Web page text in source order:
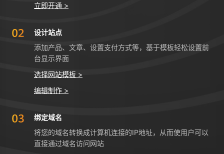
立即开通 >
设计站点
添加产品、文章、设置支付方式等，基于模板轻松设置前
台显示界面
选择网站模板 >
编辑制作 >
绑定域名
将您的域名转换成计算机连接的IP地址，从而使用户可以
直接通过域名访问网站